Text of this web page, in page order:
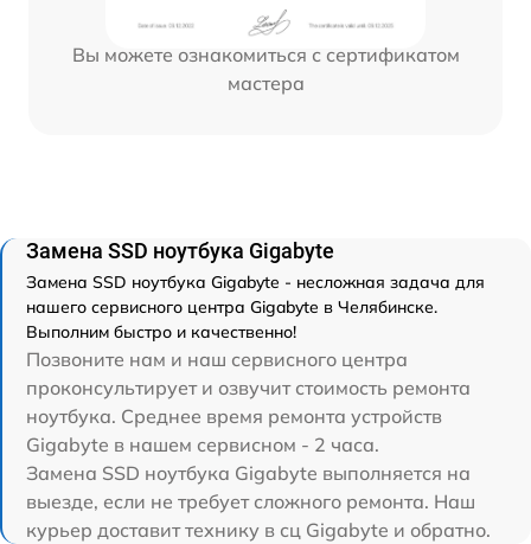
Вы можете ознакомиться с сертификатом
мастера
Замена SSD ноутбука Gigabyte
Замена SSD ноутбука Gigabyte - несложная задача для
нашего сервисного центра Gigabyte в Челябинске.
Выполним быстро и качественно!
Позвоните нам и наш сервисного центра
проконсультирует и озвучит стоимость ремонта
ноутбука. Среднее время ремонта устройств
Gigabyte в нашем сервисном - 2 часа.
Замена SSD ноутбука Gigabyte выполняется на
выезде, если не требует сложного ремонта. Наш
курьер доставит технику в сц Gigabyte и обратно.